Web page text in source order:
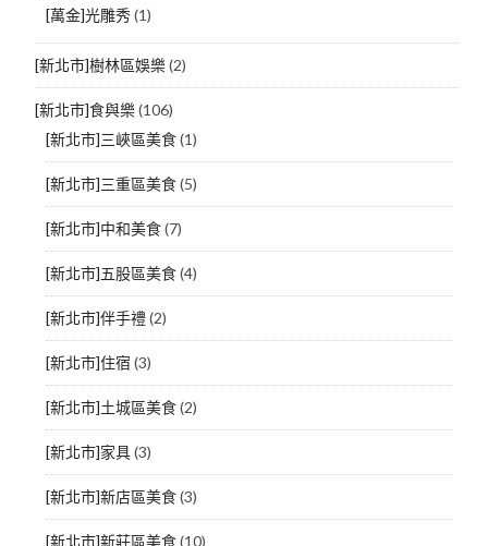
[萬金]光雕秀(1)
[新北市]樹林區娛樂(2)
[新北市]食與樂(106)
[新北市]三峽區美食(1)
[新北市]三重區美食(5)
[新北市]中和美食(7)
[新北市]五股區美食(4)
[新北市]伴手禮(2)
[新北市]住宿 (3)
[新北市]土城區美食(2)
[新北市]家具(3)
[新北市]新店區美食(3)
[新北市]新莊區美食(10)